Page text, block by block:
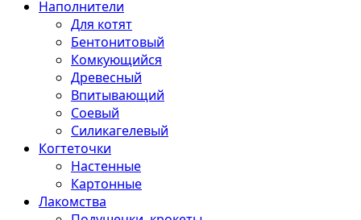
Наполнители
Для котят
Бентонитовый
Комкующийся
Древесный
Впитывающий
Соевый
Силикагелевый
Когтеточки
Настенные
Картонные
Лакомства